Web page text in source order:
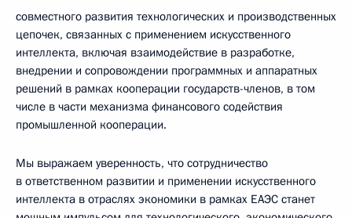
совместного развития технологических и производственных
цепочек, связанных с применением искусственного
интеллекта, включая взаимодействие в разработке,
внедрении и сопровождении программных и аппаратных
решений в рамках кооперации государств-членов, в том
числе в части механизма финансового содействия
промышленной кооперации.
Мы выражаем уверенность, что сотрудничество
в ответственном развитии и применении искусственного
интеллекта в отраслях экономики в рамках ЕАЭС станет